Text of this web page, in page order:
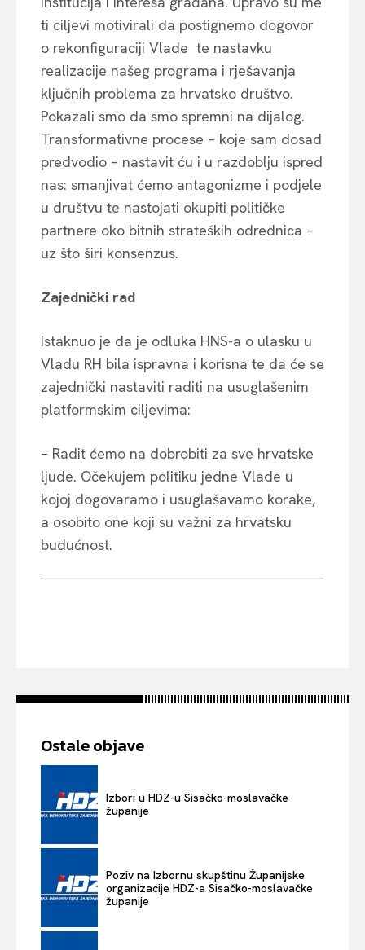
ti ciljevi motivirali da postignemo dogovor
o rekonfiguraciji Vlade te nastavku
realizacije našeg programa i rješavanja
ključnih problema za hrvatsko društvo.
Pokazali smo da smo spremni na dijalog.
Transformativne procese – koje sam dosad
predvodio – nastavit ću i u razdoblju ispred
nas: smanjivat ćemo antagonizme i podjele
u društvu te nastojati okupiti političke
partnere oko bitnih strateških odrednica –
uz što širi konsenzus.
Zajednički rad
Istaknuo je da je odluka HNS-a o ulasku u
Vladu RH bila ispravna i korisna te da će se
zajednički nastaviti raditi na usuglašenim
platformskim ciljevima:
– Radit ćemo na dobrobiti za sve hrvatske
ljude. Očekujem politiku jedne Vlade u
kojoj dogovaramo i usuglašavamo korake,
a osobito one koji su važni za hrvatsku
budućnost.
Ostale objave
Izbori u HDZ-u Sisačko-moslavačke
županije
Poziv na Izbornu skupštinu Županijske
organizacije HDZ-a Sisačko-moslavačke
županije